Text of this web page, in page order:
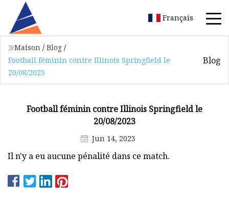
Français
Maison / Blog /
Football féminin contre Illinois Springfield le
20/08/2023
Blog
Football féminin contre Illinois Springfield le
20/08/2023
Jun 14, 2023
Il n'y a eu aucune pénalité dans ce match.